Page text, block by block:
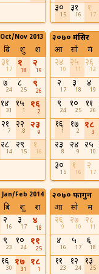
३०
15
३१
16
१
17
Oct/Nov 2013
बि शु श
३१
17
१
18
२
19
७
24
८
25
९
26
१४
31
१५
1
१६
2
२१
7
२२
8
२३
9
२८
14
२९
15
१
16
२०७० मंसिर
आ सो मं
२४
10
२५
11
२६
12
२
17
३
18
४
19
९
24
१०
25
११
26
१६
1
१७
2
१८
3
२३
8
२४
9
२५
10
३०
15
१
16
२
17
Jan/Feb 2014
बि शु श
२
16
३
17
४
18
९
23
१०
24
११
25
१६
30
१७
31
१८
1
२०७० फागुन
आ सो मं
२६
9
२७
10
२८
11
४
16
५
17
६
18
११
23
१२
24
१३
25